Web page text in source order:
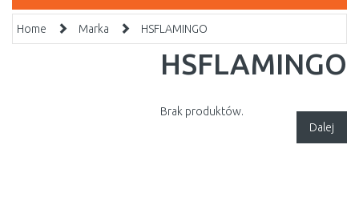
Home Marka HSFLAMINGO
HSFLAMINGO
Brak produktów.
Dalej